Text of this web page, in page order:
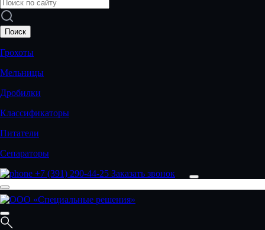
Грохоты
Мельницы
Дробилки
Классификаторы
Питатели
Сепараторы
+7 (391) 290-44-25 Заказать звонок